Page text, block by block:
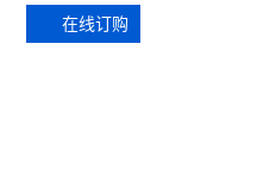
在线订购